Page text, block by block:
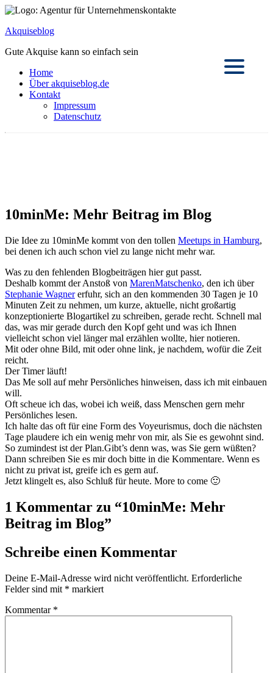
Akquiseblog
Gute Akquise kann so einfach sein
Home
Über akquiseblog.de
Kontakt
Impressum
Datenschutz
10minMe: Mehr Beitrag im Blog
Die Idee zu 10minMe kommt von den tollen Meetups in Hamburg,
bei denen ich auch schon viel zu lange nicht mehr war.
Was zu den fehlenden Blogbeiträgen hier gut passt.
Deshalb kommt der Anstoß von MarenMatschenko, den ich über
Stephanie Wagnererfuhr, sich an den kommenden 30 Tagen je 10
Minuten Zeit zu nehmen, um kurze, aktuelle, nicht großartig
konzeptionierte Blogartikel zu schreiben, gerade recht. Schnell mal
das, was mir gerade durch den Kopf geht und was ich Ihnen
vielleicht schon viel länger mal erzählen wollte, hier notieren.
Mit oder ohne Bild, mit oder ohne link, je nachdem, wofür die Zeit
reicht.
Der Timer läuft!
Das Me soll auf mehr Persönliches hinweisen, dass ich mit einbauen
will.
Oft scheue ich das, wobei ich weiß, dass Menschen gern mehr
Persönliches lesen.
Ich halte das oft für eine Form des Voyeurismus, doch die nächsten
Tage plaudere ich ein wenig mehr von mir, als Sie es gewohnt sind.
So zumindest ist der Plan.Gibt’s denn was, was Sie gern wüßten?
Dann schreiben Sie es mir doch bitte in die Kommentare. Wenn es
nicht zu privat ist, greife ich es gern auf.
Jetzt klingelt es, also Schluß für heute. More to come 🙂
1 Kommentar zu “10minMe: Mehr
Beitrag im Blog”
Schreibe einen Kommentar
Deine E-Mail-Adresse wird nicht veröffentlicht. Erforderliche
Felder sind mit * markiert
Kommentar *